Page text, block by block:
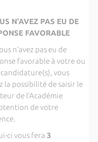
N'AVEZ PAS EU DE
FAVORABLE
n’avez pas eu de
favorable à votre ou
candidature(s), vous
la possibilité de saisir le
de l’Académie
de votre
ci vous fera 3